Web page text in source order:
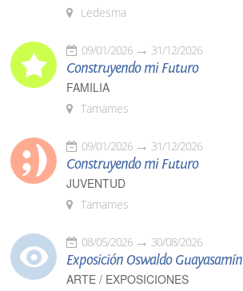
Ledesma
09/01/2026 31/12/2026
Construyendo mi Futuro
FAMILIA
Tamames
09/01/2026 31/12/2026
Construyendo mi Futuro
JUVENTUD
Tamames
08/05/2026 30/08/2026
Exposición Oswaldo Guayasamín
ARTE / EXPOSICIONES